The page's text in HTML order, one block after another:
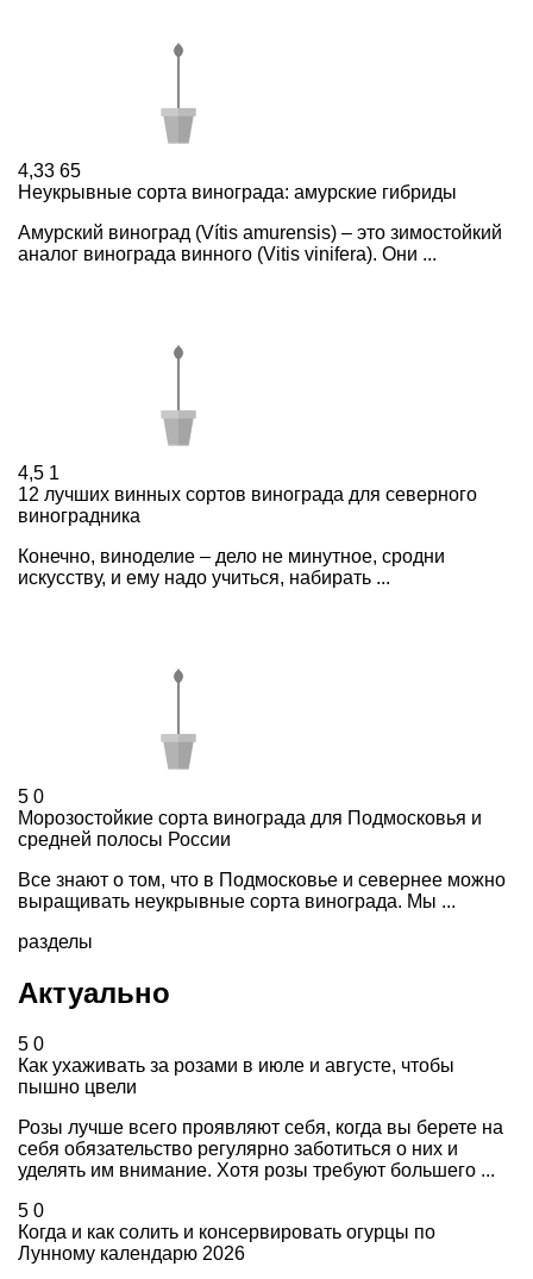
4,33 65
Неукрывные сорта винограда: амурские гибриды
Амурский виноград (Vítis amurensis) – это зимостойкий
аналог винограда винного (Vitis vinifera). Они ...
4,5 1
12 лучших винных сортов винограда для северного
виноградника
Конечно, виноделие – дело не минутное, сродни
искусству, и ему надо учиться, набирать ...
5 0
Морозостойкие сорта винограда для Подмосковья и
средней полосы России
Все знают о том, что в Подмосковье и севернее можно
выращивать неукрывные сорта винограда. Мы ...
разделы
Актуально
5 0
Как ухаживать за розами в июле и августе, чтобы
пышно цвели
Розы лучше всего проявляют себя, когда вы берете на
себя обязательство регулярно заботиться о них и
уделять им внимание. Хотя розы требуют большего ...
5 0
Когда и как солить и консервировать огурцы по
Лунному календарю 2026